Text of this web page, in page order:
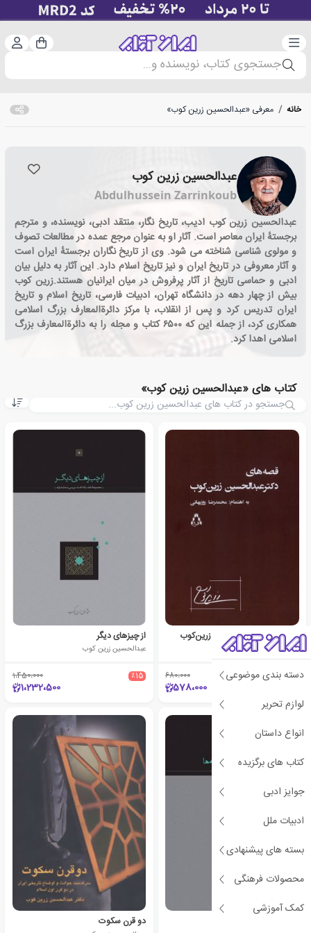
دسته‌بندی سبد
جستجوی کتاب، نویسنده و...
دسته بندی موضوعی
لوازم تحریر
انواع داستان
کتاب های برگزیده
جوایز ادبی
ادبیات ملل
بسته های پیشنهادی
محصولات فرهنگی
کمک آموزشی
خانه / معرفی «عبدالحسین زرین کوب»
عبدالحسین زرین کوب
Abdulhussein Zarrinkoub
عبدالحسین زرین کوب ادیب، تاریخ نگار، منتقد ادبی، نویسنده، و مترجم
برجستهٔ ایران معاصر است. آثار او به عنوان مرجع عمده در مطالعات تصوف
و مولوی شناسی شناخته می شود. وی از تاریخ نگاران برجستهٔ ایران است
و آثار معروفی در تاریخ ایران و نیز تاریخ اسلام دارد. این آثار به دلیل بیان
ادبی و حماسی تاریخ از آثار پرفروش در میان ایرانیان هستند.زرین کوب
بیش از چهار دهه در دانشگاه تهران، ادبیات فارسی، تاریخ اسلام و تاریخ
ایران تدریس کرد و پس از انقلاب، با مرکز دائرةالمعارف بزرگ اسلامی
همکاری کرد، از جمله این که ۶۵۰۰ کتاب و مجله را به دائرةالمعارف بزرگ
اسلامی اهدا کرد.
کتاب های «عبدالحسین زرین کوب»
قصه‌های دکتر عبدالحسین زرین‌کوب
عبدالحسین زرین کوب
٪15 680،000
578،000
از چیزهای دیگر
عبدالحسین زرین کوب
٪15 1،450،000
1،232،500
دو قرن سکوت